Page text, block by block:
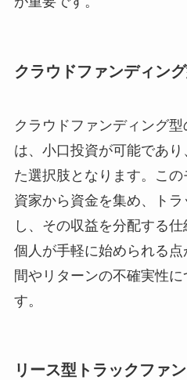
クラウドファンディン
クラウドファンディング
は、小口投資が可能であ
た選択肢となります。こ
資家から資金を集め、ト
し、その収益を分配する仕
個人が手軽に始められる
間やリターンの不確実性
す。
リース型トラックファ